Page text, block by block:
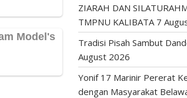
ZIARAH DAN
TMPNU KALIBATA 7
Tradisi Pisah Sambut
August 2026
Yonif 17 Marinir Pererat
dengan Masyarakat